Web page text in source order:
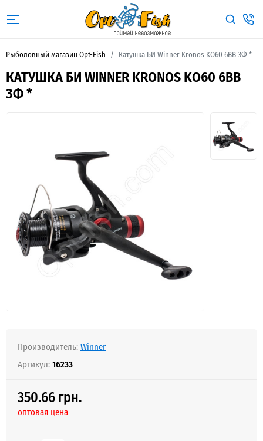
Рыболовный магазин Opt-Fish Катушка БИ Winner Kronos KO60 6BB ЗФ *
КАТУШКА БИ WINNER KRONOS KO60 6BB
ЗФ *
Производитель:Winner
Артикул:16233
350.66 грн.
оптовая цена